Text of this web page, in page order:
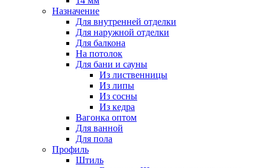
Назначение
Для внутренней отделки
Для наружной отделки
Для балкона
На потолок
Для бани и сауны
Из лиственницы
Из липы
Из сосны
Из кедра
Вагонка оптом
Для ванной
Для пола
Профиль
Штиль